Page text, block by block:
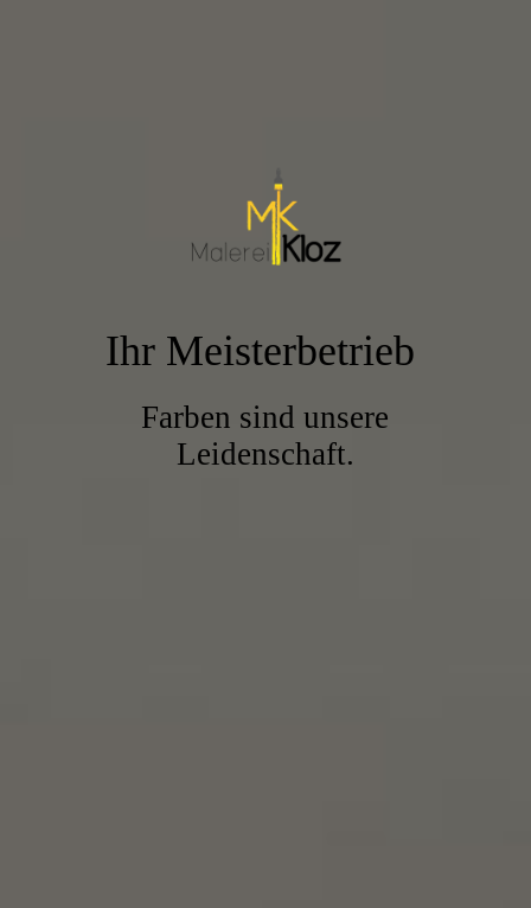
Ihr Meisterbetrieb
Farben sind unsere
Leidenschaft.